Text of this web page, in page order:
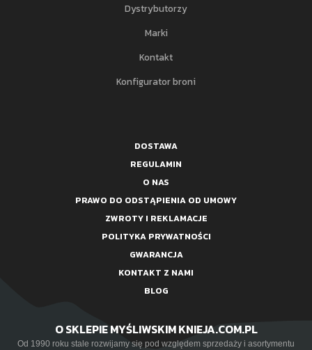
Dystrybutorzy
Marki
Kontakt
Konfigurator broni
DOSTAWA
REGULAMIN
O NAS
PRAWO DO ODSTĄPIENIA OD UMOWY
ZWROTY I REKLAMACJE
POLITYKA PRYWATNOŚCI
GWARANCJA
KONTAKT Z NAMI
BLOG
O SKLEPIE MYŚLIWSKIM KNIEJA.COM.PL
Od 1990 roku stale rozwijamy się pod względem sprzedaży i asortymentu